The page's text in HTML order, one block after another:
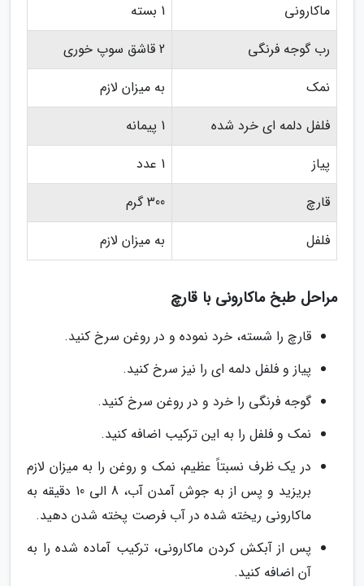
ماکارونی
1 بسته
رب گوجه فرنگی
2 قاشق سوپ خوری
نمک
به میزان لازم
فلفل دلمه ای خرد شده
1 پیمانه
پیاز
1 عدد
قارچ
300 گرم
فلفل
به میزان لازم
مراحل طبخ ماکارونی با قارچ
قارچ را شسته، خرد نموده و در روغن سرخ کنید.
پیاز و فلفل دلمه ای را نیز سرخ کنید.
گوجه فرنگی را خرد و در روغن سرخ کنید.
نمک و فلفل را به این ترکیب اضافه کنید.
در یک ظرف نسبتاً عظیم، نمک و روغن را به میزان لازم
بریزید و پس از به جوش آمدن آب، 8 الی 10 دقیقه به
ماکارونی ریخته شده در آب فرصت پخته شدن دهید.
پس از آبکش کردن ماکارونی، ترکیب آماده شده را به
آن اضافه کنید.